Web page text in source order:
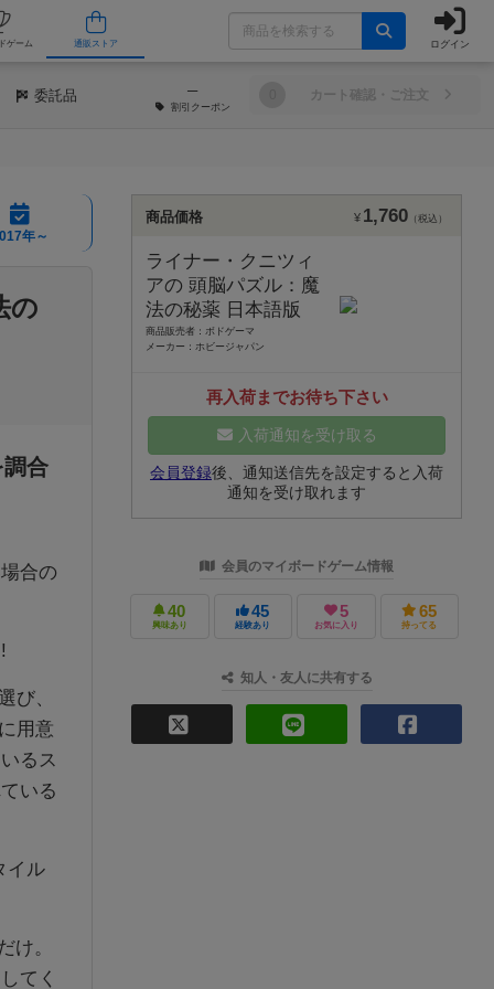
舗 人気ボードゲーム 通販ストア ログイン
委託品 ─
割引 クーポン
カート確認・ご注文
年～
の
合
合の
び、
用意
るス
いる
イル
け。
てく
商品価格 ¥ 1,760 （税込）
ライナー・クニツィ
アの 頭脳パズル：魔
法の秘薬 日本語版
商品販売者：ボドゲーマ
メーカー：ホビージャパン
再入荷までお待ち下さい
入荷通知を受け取る
会員登録後、通知送信先を設定すると入荷
通知を受け取れます
会員のマイボードゲーム情報
40
興味あり
45
経験あり
5
お気に入り
65
持ってる
知人・友人に共有する